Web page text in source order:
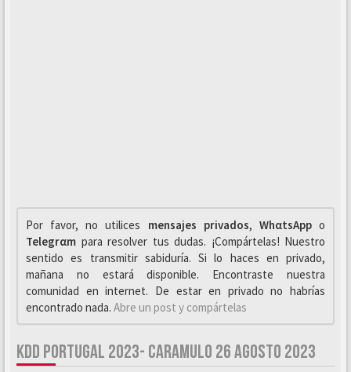
Por favor, no utilices mensajes privados, WhαtsAppo
Telegrαm para resolver tus dudas. ¡Compártelas! Nuestro
sentido es transmitir sabiduría. Si lo haces en privado,
mañana no estará disponible. Encontraste nuestra
comunidad en internet. De estar en privado no habrías
encontrado nada. Abre un post y compártelas
KDD PORTUGAL 2023- CARAMULO 26 AGOSTO 2023